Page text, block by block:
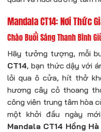
Mandala CT14: Nơi Thức
Chào Buổi Sáng Thanh Bình
Hãy tưởng tượng, mỗi
CT14, bạn thức dậy với
lỏi qua ô cửa, hít thở
hương cây cỏ thoang
công viên trung tâm hòa
một khởi đầu ngày
Mandala CT14 Hồng